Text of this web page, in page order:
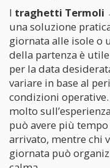
I traghetti Termoli
una soluzione
giornata alle isole o
della partenza è
per la data
variare in base al
condizioni
molto
può avere più
arrivato, mentre chi
giornata può